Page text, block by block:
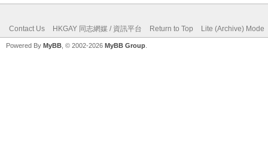
Contact Us HKGAY 同志網媒 / 資訊平台 Return to Top Lite (Archive) Mode
Powered By MyBB , © 2002-2026 MyBB Group